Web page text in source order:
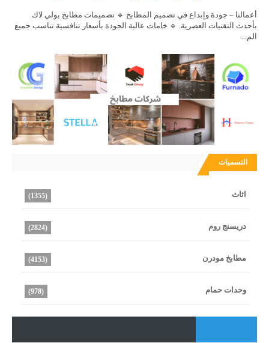
أعمالنا – جودة وإبداع في تصميم المطابخ 🔹 تصميمات مطابخ بولي لاك
بأحدث التقنيات العصرية. 🔹 خامات عالية الجودة بأسعار تنافسية تناسب جميع
الم...
التسميات
اثاث (1355)
دريسنج روم (2824)
مطابخ مودرن (4153)
وحدات حمام (978)